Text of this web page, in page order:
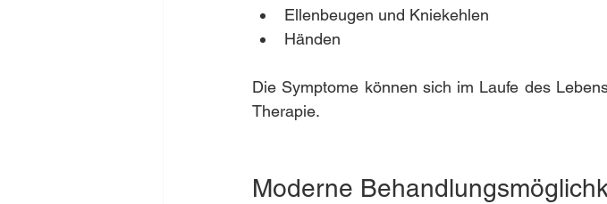
Ellenbeugen und Kniekehlen
Händen
Die Symptome können sich im Laufe des
Therapie.
Moderne